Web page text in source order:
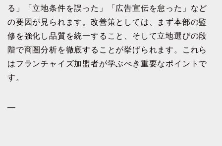
る」「立地条件を誤った」「広告宣伝を怠った」など
の要因が見られます。改善策としては、まず本部の監
修を強化し品質を統一すること、そして立地選びの段
階で商圏分析を徹底することが挙げられます。これら
はフランチャイズ加盟者が学ぶべき重要なポイントで
す。
—